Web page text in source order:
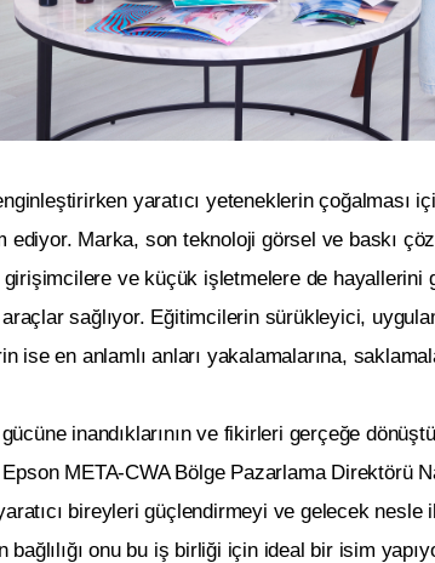
yaratıcı yeteneklerin çoğalması
ediyor. Marka, son teknoloji görsel ve baskı
ve küçük işletmelere de hayallerini
sağlıyor. Eğitimcilerin sürükleyici,
ise en anlamlı anları yakalamalarına,
gücüne inandıklarının ve fikirleri gerçeğe
Epson META-CWA Bölge Pazarlama Direktörü
bireyleri güçlendirmeyi ve gelecek nesle
bağlılığı onu bu iş birliği için ideal bir isim